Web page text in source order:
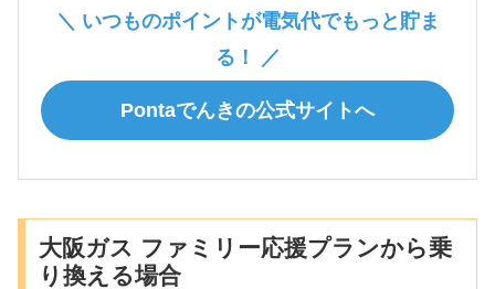
＼ いつものポイントが電気代でもっと貯ま
る！ ／
Pontaでんきの公式サイトへ
大阪ガス ファミリー応援プランから乗
り換える場合